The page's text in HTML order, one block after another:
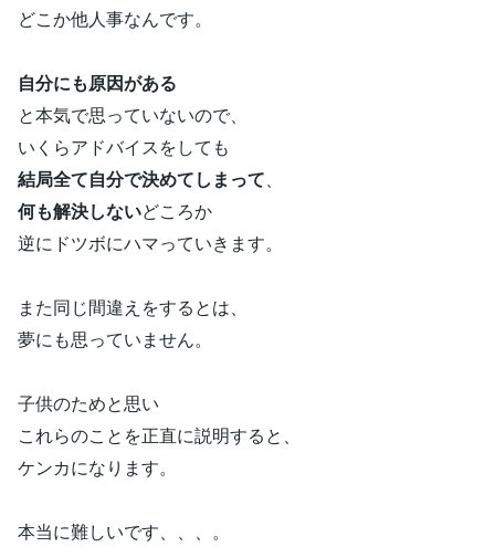
どこか他人事なんです。
自分にも原因がある
と本気で思っていないので、
いくらアドバイスをしても
結局全て自分で決めてしまって、
何も解決しないどころか
逆にドツボにハマっていきます。
また同じ間違えをするとは、
夢にも思っていません。
子供のためと思い
これらのことを正直に説明すると、
ケンカになります。
本当に難しいです、、、。